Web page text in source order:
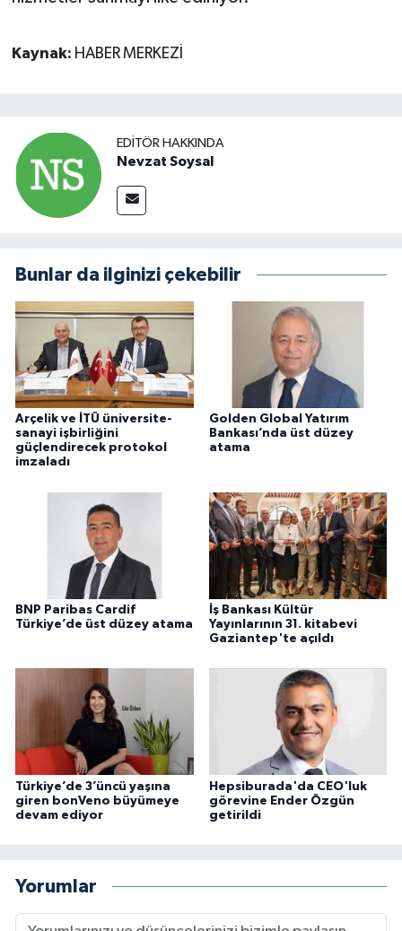
Kaynak: HABER MERKEZİ
EDITÖR HAKKINDA
Nevzat Soysal
Bunlar da ilginizi çekebilir
Arçelik ve İTÜ üniversite-
sanayi işbirliğini
güçlendirecek protokol
imzaladı
Golden Global Yatırım
Bankası’nda üst düzey
atama
BNP Paribas Cardif
Türkiye’de üst düzey atama
İş Bankası Kültür
Yayınlarının 31. kitabevi
Gaziantep'te açıldı
Türkiye’de 3’üncü yaşına
giren bonVeno büyümeye
devam ediyor
Hepsiburada'da CEO'luk
görevine Ender Özgün
getirildi
Yorumlar